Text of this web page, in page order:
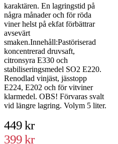
karaktären. En lagringstid på
några månader och för röda
viner helst på ekfat förbättrar
avsevärt
smaken.Innehåll:Pastöriserad
koncentrerad druvsaft,
citronsyra E330 och
stabiliseringsmedel SO2 E220.
Renodlad vinjäst, jässtopp
E224, E202 och för vitviner
klarmedel. OBS! Förvaras svalt
vid längre lagring. Volym 5 liter.
449 kr
399 kr